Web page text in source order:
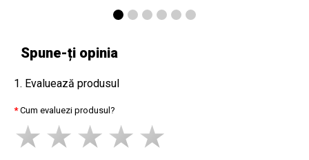
Spune-ți opinia
1. Evaluează produsul
Cum evaluezi produsul?